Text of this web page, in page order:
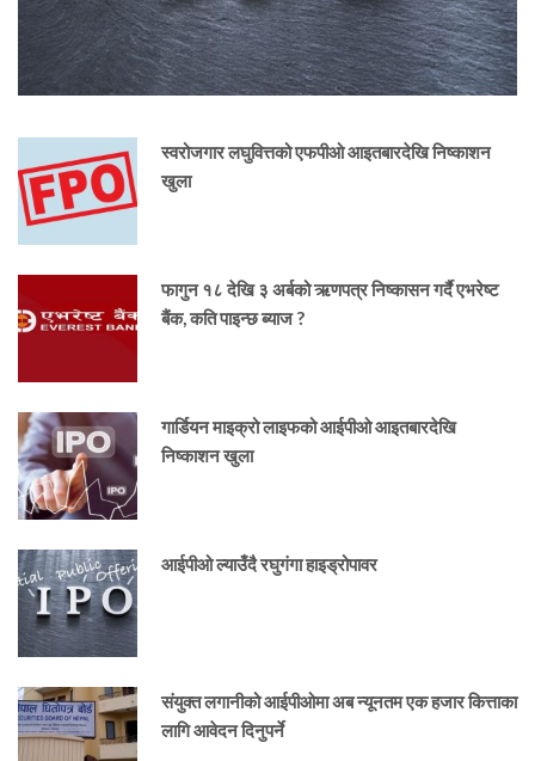
स्वरोजगार लघुवित्तको एफपीओ आइतबारदेखि निष्काशन
खुला
फागुन १८ देखि ३ अर्बको ऋणपत्र निष्कासन गर्दै एभरेष्ट
बैंक, कति पाइन्छ ब्याज ?
गार्डियन माइक्रो लाइफको आईपीओ आइतबारदेखि
निष्काशन खुला
आईपीओ ल्याउँदै रघुगंगा हाइड्रोपावर
संयुक्त लगानीको आईपीओमा अब न्यूनतम एक हजार कित्ताका
लागि आवेदन दिनुपर्ने